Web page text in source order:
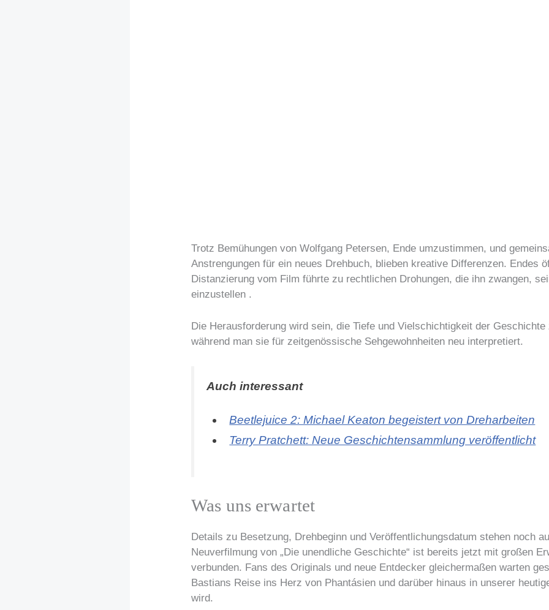
Trotz Bemühungen von Wolfgang Petersen, Ende umzustimmen, und
Anstrengungen für ein neues Drehbuch, blieben kreative Differenzen. Endes
Distanzierung vom Film führte zu rechtlichen Drohungen, die ihn zwangen,
einzustellen .
Die Herausforderung wird sein, die Tiefe und Vielschichtigkeit der Geschichte
während man sie für zeitgenössische Sehgewohnheiten neu interpretiert.
Auch interessant
Beetlejuice 2: Michael Keaton begeistert von Dreharbeiten
Terry Pratchett: Neue Geschichtensammlung veröffentlicht
Was uns erwartet
Details zu Besetzung, Drehbeginn und Veröffentlichungsdatum stehen noch
Neuverfilmung von „Die unendliche Geschichte“ ist bereits jetzt mit großen
verbunden. Fans des Originals und neue Entdecker gleichermaßen warten
Bastians Reise ins Herz von Phantásien und darüber hinaus in unserer
wird.